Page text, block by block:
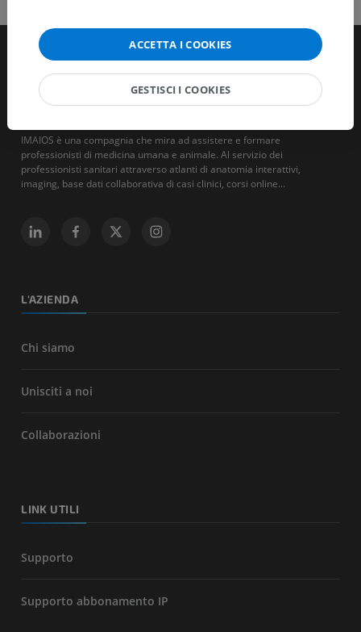
IMAIOS è una compagnia che mira ad assistere e formare
professionisti di medicina umana e animale. Al servizio dei
professionisti sanitari attraverso atlanti di anatomia interattivi,
imaging, base dati collaborativa di casi clinici, corsi online...
L'AZIENDA
Chi siamo
Unisciti a noi
Collaborazioni
LINK UTILI
Supporto
Supporto abbonamento IP
ACCETTA I COOKIES
GESTISCI I COOKIES